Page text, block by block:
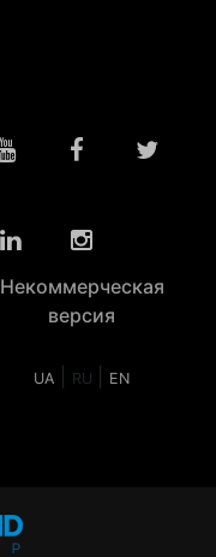
Некоммерческая
версия
UA RU EN